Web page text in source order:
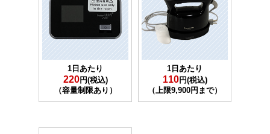
1日あたり
220円(税込)
（容量制限あり）
1日あたり
110円(税込)
（上限9,900円まで）